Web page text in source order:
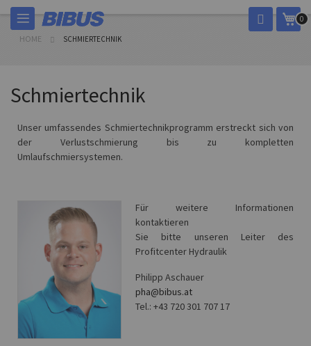
Skip
to
Content
My
0
HOME SCHMIERTECHNIK
Schmiertechnik
Unser umfassendes Schmiertechnikprogramm erstreckt sich von
der Verlustschmierung bis zu kompletten
Umlaufschmiersystemen.
Für weitere Informationen
kontaktieren
Sie bitte unseren Leiter des
Profitcenter Hydraulik
Philipp Aschauer
pha@bibus.at
Tel.: +43 720 301 707 17